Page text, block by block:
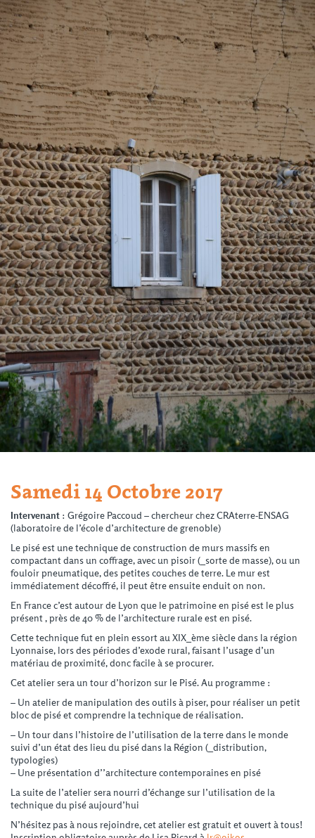
Samedi 14 Octobre 2017
Intervenant : Grégoire Paccoud – chercheur chez CRAterre-ENSAG
(laboratoire de l’école d’architecture de grenoble)
Le pisé est une technique de construction de murs massifs en
compactant dans un coffrage, avec un pisoir (_sorte de masse), ou un
fouloir pneumatique, des petites couches de terre. Le mur est
immédiatement décoffré, il peut être ensuite enduit on non.
En France c’est autour de Lyon que le patrimoine en pisé est le plus
présent , près de 40 % de l’architecture rurale est en pisé.
Cette technique fut en plein essort au XIX_ème siècle dans la région
Lyonnaise, lors des périodes d’exode rural, faisant l’usage d’un
matériau de proximité, donc facile à se procurer.
Cet atelier sera un tour d’horizon sur le Pisé. Au programme :
– Un atelier de manipulation des outils à piser, pour réaliser un petit
bloc de pisé et comprendre la technique de réalisation.
– Un tour dans l’histoire de l’utilisation de la terre dans le monde
suivi d’un état des lieu du pisé dans la Région (_distribution,
typologies)
– Une présentation d’’architecture contemporaines en pisé
La suite de l’atelier sera nourri d’échange sur l’utilisation de la
technique du pisé aujourd’hui
N’hésitez pas à nous rejoindre, cet atelier est gratuit et ouvert à tous!